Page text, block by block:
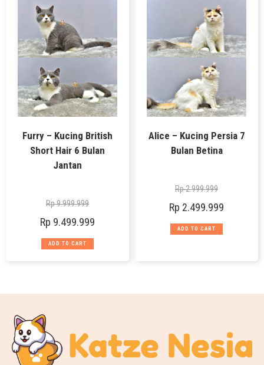
Furry – Kucing British
Short Hair 6 Bulan
Jantan
Rp9.999.999
Rp 9.499.999
ADD TO CART
Alice – Kucing Persia 7
Bulan Betina
Rp2.999.999
Rp 2.499.999
ADD TO CART